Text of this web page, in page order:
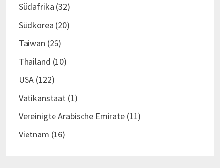
Südafrika (32)
Südkorea (20)
Taiwan (26)
Thailand (10)
USA(122)
Vatikanstaat(1)
Vereinigte Arabische Emirate(11)
Vietnam (16)